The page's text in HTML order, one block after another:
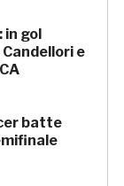
gol
e
batte